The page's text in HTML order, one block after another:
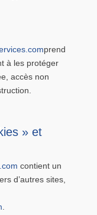
prend
à les protéger
accès non
» et
contient un
d’autres sites,